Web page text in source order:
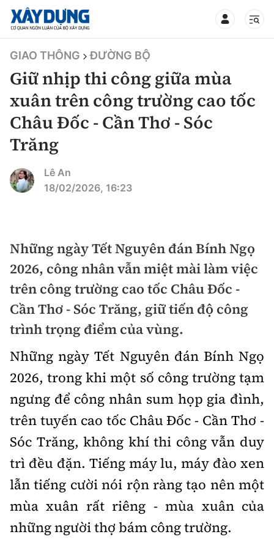
TIN BỘ XÂY DỰNG
CHUYÊN MỤC
Mới nhất
Thời sự
Xã hội
Chuyện dọc đường
Cải chính
Chỉ đạo điều hành
Quy hoạch kiến trúc
Giám định chất lượng
Quản lý đô thị
Giao thông
Quản lý
Đường bộ
Hàng không
Đường sắt
Đăng kiểm
Đường sắt tốc độ cao
Đường thủy
Hàng hải
Đường sắt đô thị
Kinh tế
Thị trường
Tài chính
Chứng khoán
Bảo hiểm
Doanh nghiệp
Pháp luật
Thanh tra
An ninh hình sự
Điều tra
Pháp đình
Hỏi - Đáp
An toàn giao thông
Giao thông 24h
ATGT địa phương
Văn hóa giao thông
Lái xe an toàn
Chung tay vì ATGT
Chất lượng sống
Giáo dục
Y tế
Đời sống
Lao động - Công đoàn
Văn hóa - Giải Trí
Văn hóa
Showbiz
Điện ảnh
Thể thao
Bóng đá
Công nghệ
GIAO THÔNG ĐƯỜNG BỘ
Giữ nhịp thi công giữa mùa
xuân trên công trường cao tốc
Châu Đốc - Cần Thơ - Sóc
Trăng
Lê An
18/02/2026, 16:23
Những ngày Tết Nguyên đán Bính Ngọ
2026, công nhân vẫn miệt mài làm việc
trên công trường cao tốc Châu Đốc -
Cần Thơ - Sóc Trăng, giữ tiến độ công
trình trọng điểm của vùng.
Những ngày Tết Nguyên đán Bính Ngọ
2026, trong khi một số công trường tạm
ngưng để công nhân sum họp gia đình,
trên tuyến cao tốc Châu Đốc- Cần Thơ-
Sóc Trăng, không khí thi công vẫn duy
trì đều đặn. Tiếng máy lu, máy đào xen
lẫn tiếng cười nói rộn ràng tạo nên một
mùa xuân rất riêng -mùa xuân của
những người thợ bám công trường.